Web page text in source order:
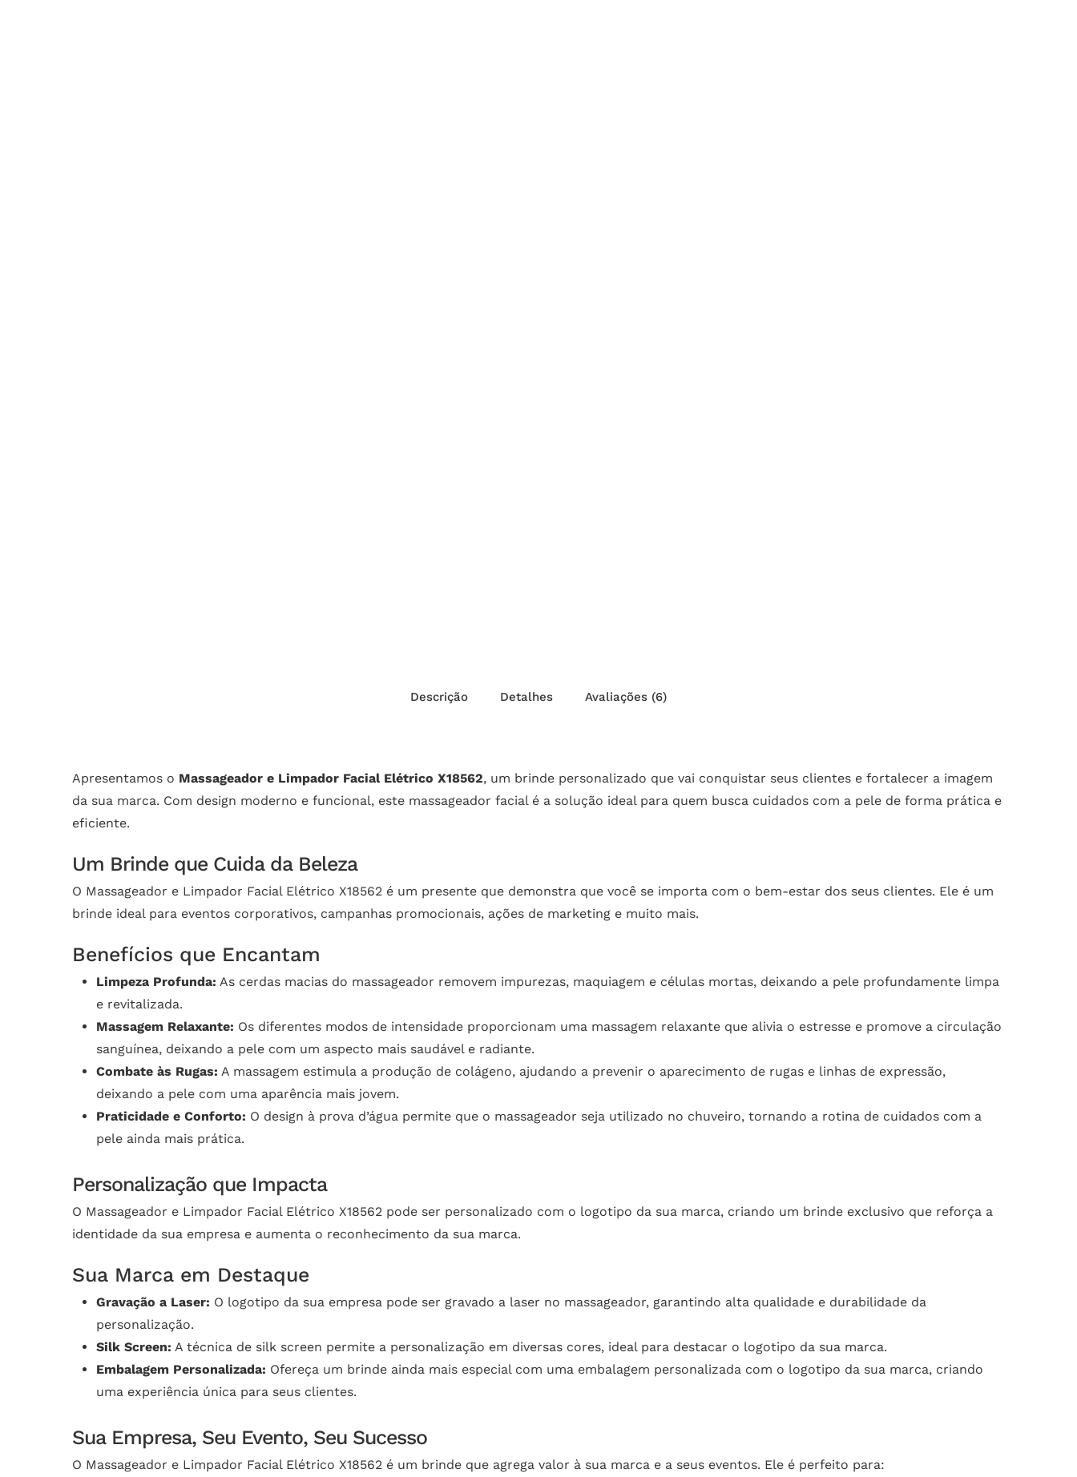
Descrição Detalhes Avaliações (6)
Apresentamos o Massageador e Limpador Facial Elétrico X18562, um brinde personalizado que vai conquistar seus clientes e fortalecer a imagem
da sua marca. Com design moderno e funcional, este massageador facial é a solução ideal para quem busca cuidados com a pele de forma prática e
eficiente.
Um Brinde que Cuida da Beleza
O Massageador e Limpador Facial Elétrico X18562 é um presente que demonstra que você se importa com o bem-estar dos seus clientes. Ele é um
brinde ideal para eventos corporativos, campanhas promocionais, ações de marketing e muito mais.
Benefícios que Encantam
Limpeza Profunda: As cerdas macias do massageador removem impurezas, maquiagem e células mortas, deixando a pele profundamente limpa
e revitalizada.
Massagem Relaxante: Os diferentes modos de intensidade proporcionam uma massagem relaxante que alivia o estresse e promove a circulação
sanguínea, deixando a pele com um aspecto mais saudável e radiante.
Combate às Rugas: A massagem estimula a produção de colágeno, ajudando a prevenir o aparecimento de rugas e linhas de expressão,
deixando a pele com uma aparência mais jovem.
Praticidade e Conforto: O design à prova d’água permite que o massageador seja utilizado no chuveiro, tornando a rotina de cuidados com a
pele ainda mais prática.
Personalização que Impacta
O Massageador e Limpador Facial Elétrico X18562 pode ser personalizado com o logotipo da sua marca, criando um brinde exclusivo que reforça a
identidade da sua empresa e aumenta o reconhecimento da sua marca.
Sua Marca em Destaque
Gravação a Laser: O logotipo da sua empresa pode ser gravado a laser no massageador, garantindo alta qualidade e durabilidade da
personalização.
Silk Screen: A técnica de silk screen permite a personalização em diversas cores, ideal para destacar o logotipo da sua marca.
Embalagem Personalizada: Ofereça um brinde ainda mais especial com uma embalagem personalizada com o logotipo da sua marca, criando
uma experiência única para seus clientes.
Sua Empresa, Seu Evento, Seu Sucesso
O Massageador e Limpador Facial Elétrico X18562 é um brinde que agrega valor à sua marca e a seus eventos. Ele é perfeito para: